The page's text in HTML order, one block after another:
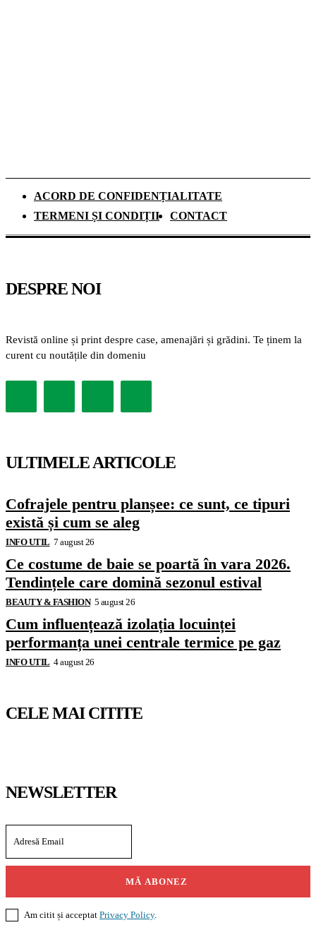
ACORD DE CONFIDENȚIALITATE
TERMENI ȘI CONDIȚII
CONTACT
DESPRE NOI
Revistă online și print despre case, amenajări și grădini. Te ținem la
curent cu noutățile din domeniu
ULTIMELE ARTICOLE
Cofrajele pentru planșee: ce sunt, ce tipuri
există și cum se aleg
INFO UTIL 7 august 26
Ce costume de baie se poartă în vara 2026.
Tendințele care domină sezonul estival
BEAUTY & FASHION 5 august 26
Cum influențează izolația locuinței
performanța unei centrale termice pe gaz
INFO UTIL 4 august 26
CELE MAI CITITE
NEWSLETTER
MĂ ABONEZ
Am citit și acceptat Privacy Policy.